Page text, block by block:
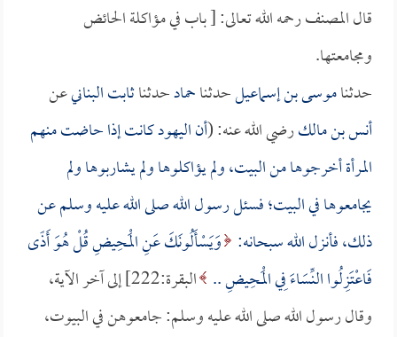
قال المصنف رحمه الله تعالى: [ باب في مؤاكلة الحائض
ومجامعتها.
حدثناموسى بن إسماعيلحدثناحمادحدثناثابت البنانيعن
أنس بن مالكرضي الله عنه: (أن اليهود كانت إذا حاضت منهم
المرأة أخرجوها من البيت، ولم يؤاكلوها ولم يشاربوها ولم
يجامعوها في البيت؛ فسئل رسول الله صلى الله عليه وسلم عن
ذلك، فأنزل الله سبحانه: وَيَسْأَلُونَكَ عَنِ الْمَحِيضِ قُلْ هُوَ أَذًى
فَاعْتَزِلُوا النِّسَاءَ فِي الْمَحِيضِ ..
البقرة:222] إلى آخر الآية،
وقال رسول الله صلى الله عليه وسلم: جامعوهن في البيوت،